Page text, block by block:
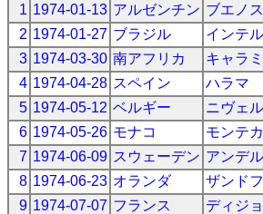
1 1974-01-13 アルゼンチン ブエノ
2 1974-01-27 ブラジル インテ
3 1974-03-30 南アフリカ キャラミ
4 1974-04-28 スペイン ハラマ
5 1974-05-12 ベルギー ニヴェル
6 1974-05-26 モナコ モンテ
7 1974-06-09 スウェーデン アンデ
8 1974-06-23 オランダ ザンド
9 1974-07-07 フランス ディジ